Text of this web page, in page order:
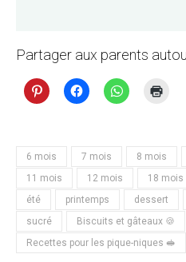
Partager aux parents
6 mois 7 mois 8 mois
11 mois
12 mois 18 mois
été
printemps dessert
sucré
Biscuits et gâteaux 🍪
Recettes pour les pique-niques 🥪